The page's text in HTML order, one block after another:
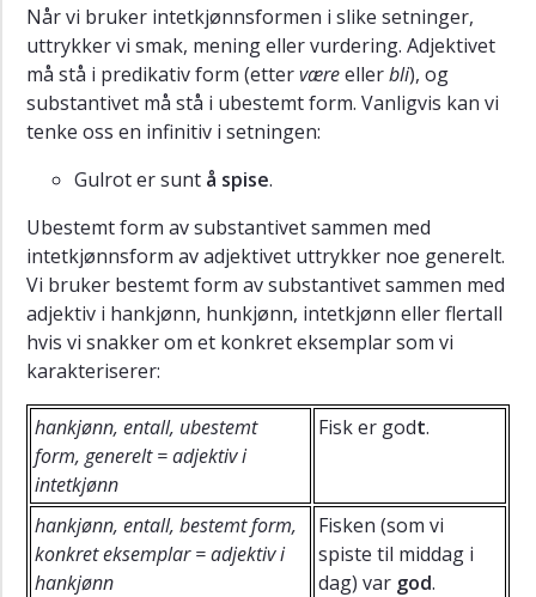
Når vi bruker intetkjønnsformen i slike setninger,
uttrykker vi smak, mening eller vurdering. Adjektivet
må stå i predikativ form (etterværeellerbli), og
substantivet må stå i ubestemt form. Vanligvis kan vi
tenke oss en infinitiv i setningen:
Gulrot er sunt å spise.
Ubestemt form av substantivet sammen med
intetkjønnsform av adjektivet uttrykker noe generelt.
Vi bruker bestemt form av substantivet sammen med
adjektiv i hankjønn, hunkjønn, intetkjønn eller flertall
hvis vi snakker om et konkret eksemplar som vi
karakteriserer:
hankjønn, entall, ubestemt
form, generelt = adjektiv i
intetkjønn
Fisk er godt.
hankjønn, entall, bestemt form,
konkret eksemplar = adjektiv i
hankjønn
Fisken (som vi
spiste til middag i
dag) var god.